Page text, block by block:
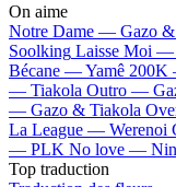
On aime
Notre Dame — Gazo
Soolking Laisse Moi —
Bécane —Yamê
— Tiakola Outro —
— Gazo & Tiakola
La League — Werenoi
— PLK No love —
Top traduction